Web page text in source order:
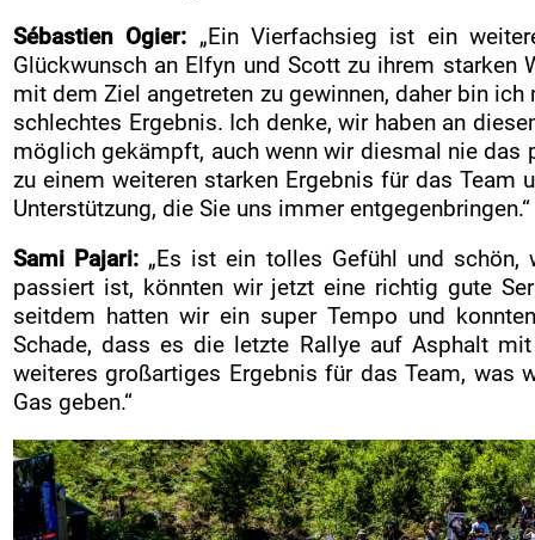
Sébastien Ogier: „Ein Vierfachsieg ist ein
Glückwunsch an Elfyn und Scott zu ihrem
mit dem Ziel angetreten zu gewinnen, daher bin
schlechtes Ergebnis. Ich denke, wir haben an
möglich gekämpft, auch wenn wir diesmal nie das
zu einem weiteren starken Ergebnis für das Team
Unterstützung, die Sie uns immer entgegenbringen.“
Sami Pajari: „Es ist ein tolles Gefühl und schön,
passiert ist, könnten wir jetzt eine richtig gute
seitdem hatten wir ein super Tempo und
Schade, dass es die letzte Rallye auf Asphalt
weiteres großartiges Ergebnis für das Team, was
Gas geben.“